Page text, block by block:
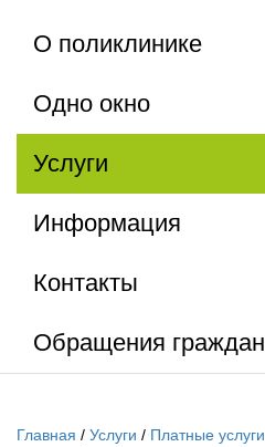
О поликлинике
Одно окно
Услуги
Информация
Контакты
Обращения граждан
Главная / Услуги / Платные услуги